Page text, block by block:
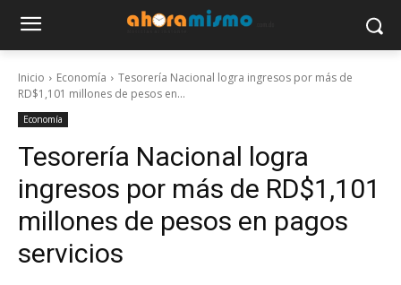
Inicio Economía
Tesorería Nacional logra ingresos por más de
RD$1,101 millones de pesos en...
Economía
Tesorería Nacional logra
ingresos por más de RD$1,101
millones de pesos en pagos
servicios